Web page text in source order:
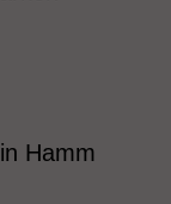
Hamm